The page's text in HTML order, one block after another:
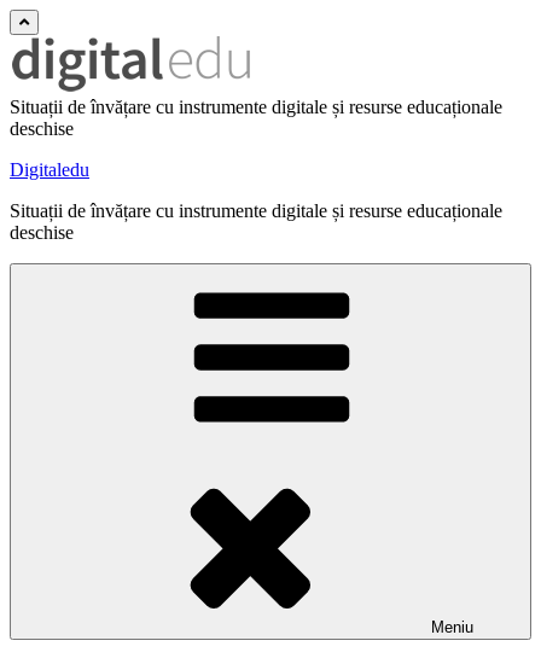
Situații de învățare cu instrumente digitale și resurse educaționale
deschise
Digitaledu
Situații de învățare cu instrumente digitale și resurse educaționale
deschise
Meniu